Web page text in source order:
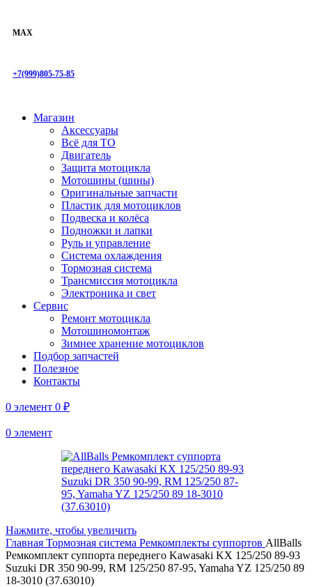
MAX
+7(999)805-75-85
Магазин
Аксессуары
Всё для ТО
Двигатель
Защита мотоцикла
Мотошины (шины)
Оригинальные запчасти
Пластик для мотоциклов
Подвеска и колёса
Подножки и лапки
Руль и управление
Система охлаждения
Тормозная система
Трансмиссия мотоцикла
Электроника и свет
Сервис
Ремонт мотоцикла
Мотошиномонтаж
Зимнее хранение мотоциклов
Подбор запчастей
Полезное
Контакты
0 элемент 0 ₽
0 элемент
Нажмите, чтобы увеличить
Главная Тормозная система Ремкомплекты суппортов AllBalls
Ремкомплект суппорта переднего Kawasaki KX 125/250 89-93
Suzuki DR 350 90-99, RM 125/250 87-95, Yamaha YZ 125/250 89
18-3010 (37.63010)